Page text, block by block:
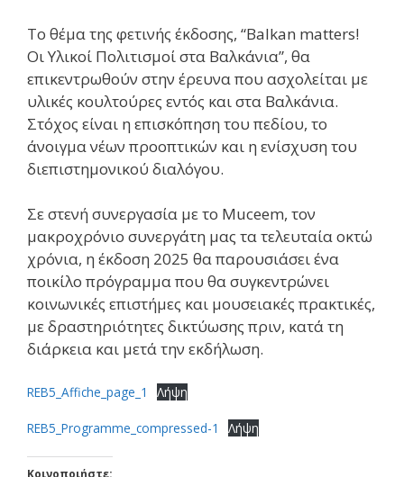
Το θέμα της φετινής έκδοσης, “Balkan matters!
Οι Υλικοί Πολιτισμοί στα Βαλκάνια”, θα
επικεντρωθούν στην έρευνα που ασχολείται με
υλικές κουλτούρες εντός και στα Βαλκάνια.
Στόχος είναι η επισκόπηση του πεδίου, το
άνοιγμα νέων προοπτικών και η ενίσχυση του
διεπιστημονικού διαλόγου.
Σε στενή συνεργασία με το Muceem, τον
μακροχρόνιο συνεργάτη μας τα τελευταία οκτώ
χρόνια, η έκδοση 2025 θα παρουσιάσει ένα
ποικίλο πρόγραμμα που θα συγκεντρώνει
κοινωνικές επιστήμες και μουσειακές πρακτικές,
με δραστηριότητες δικτύωσης πριν, κατά τη
διάρκεια και μετά την εκδήλωση.
REB5_Affiche_page_1 Λήψη
REB5_Programme_compressed-1 Λήψη
Κοινοποιήστε: